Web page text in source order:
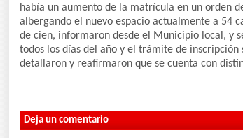
había un aumento de la matrícula en un orden
albergando el nuevo espacio actualmente a 54
de cien, informaron desde el Municipio local, y
todos los días del año y el trámite de
detallaron y reafirmaron que se cuenta con
Deja un comentario